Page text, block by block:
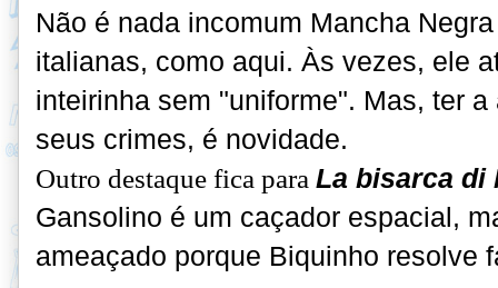
Não é nada incomum Mancha
italianas, como aqui. Às vezes, ele
inteirinha sem "uniforme". Mas, ter
seus crimes, é novidade.
Outro destaque fica para La bisarca di
Gansolino é um caçador espacial,
ameaçado porque Biquinho resolve